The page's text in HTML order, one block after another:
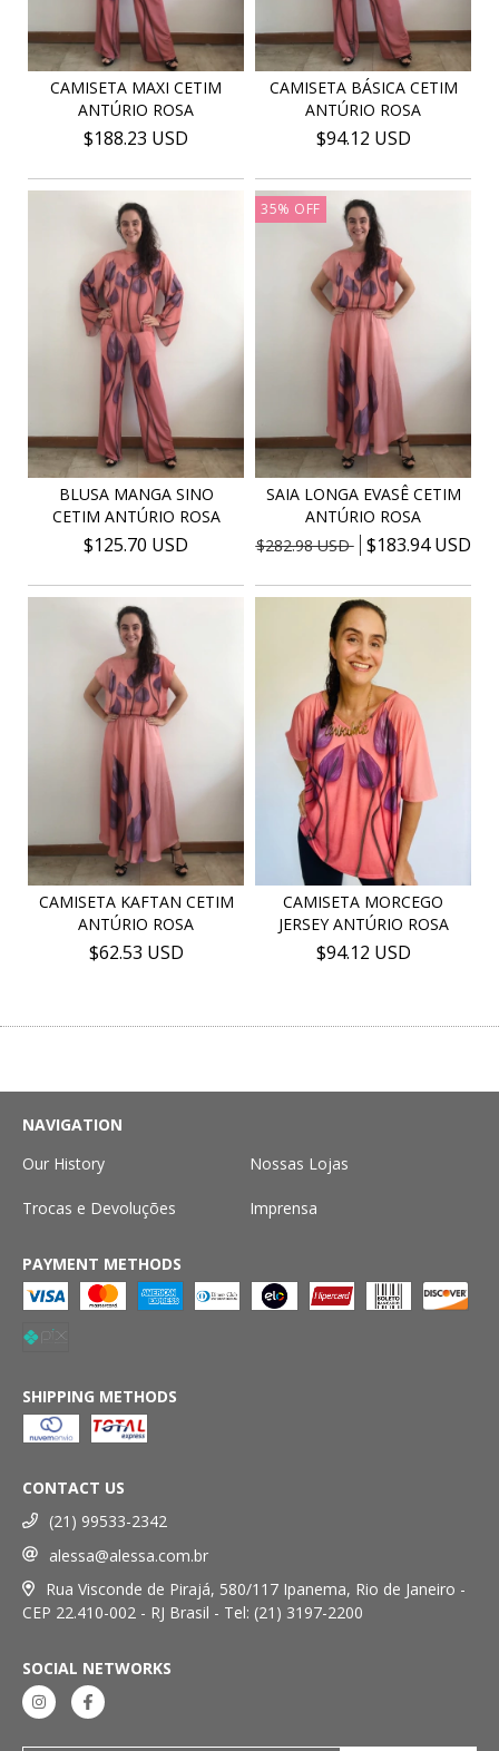
CAMISETA MAXI CETIM
ANTÚRIO ROSA
$188.23 USD
CAMISETA BÁSICA CETIM
ANTÚRIO ROSA
$94.12 USD
BLUSA MANGA SINO
CETIM ANTÚRIO ROSA
$125.70 USD
35% OFF
SAIA LONGA EVASÊ CETIM
ANTÚRIO ROSA
$282.98 USD
$183.94 USD
CAMISETA KAFTAN CETIM
ANTÚRIO ROSA
$62.53 USD
CAMISETA MORCEGO
JERSEY ANTÚRIO ROSA
$94.12 USD
NAVIGATION
Our History
Nossas Lojas
Trocas e Devoluções Imprensa
PAYMENT METHODS
SHIPPING METHODS
CONTACT US
(21) 99533-2342
alessa@alessa.com.br
Rua Visconde de Pirajá, 580/117 Ipanema, Rio de Janeiro -
CEP 22.410-002 - RJ Brasil - Tel: (21) 3197-2200
SOCIAL NETWORKS